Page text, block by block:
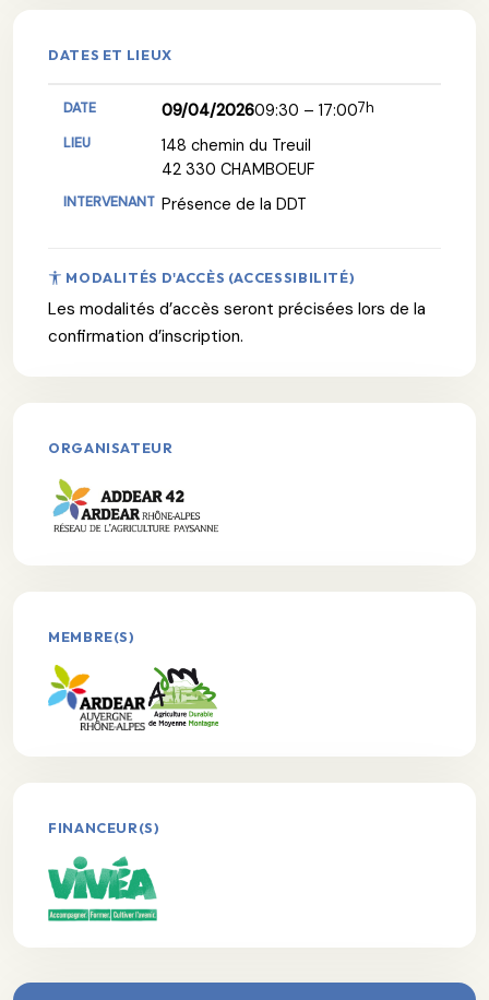
DATES ET LIEUX
09/04/202609:30 – 17:007h
148 chemin du Treuil
42 330 CHAMBOEUF
Présence de la DDT
MODALITÉS D'ACCÈS (ACCESSIBILITÉ)
Les modalités d’accès seront précisées lors de la
confirmation d’inscription.
ORGANISATEUR
MEMBRE(S)
FINANCEUR(S)